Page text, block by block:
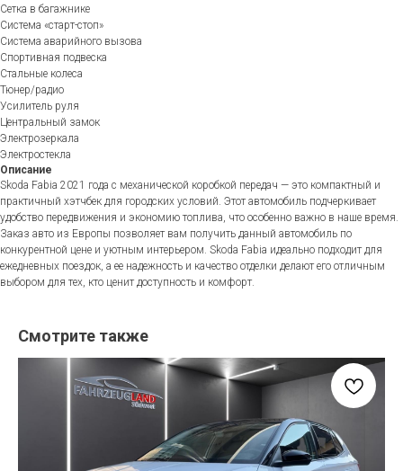
Сетка в багажнике
Система «старт-стоп»
Система аварийного вызова
Спортивная подвеска
Стальные колеса
Тюнер/радио
Усилитель руля
Центральный замок
Электрозеркала
Электростекла
Описание
Skoda Fabia 2021 года с механической коробкой передач — это компактный и
практичный хэтчбек для городских условий. Этот автомобиль подчеркивает
удобство передвижения и экономию топлива, что особенно важно в наше время.
Заказ авто из Европы позволяет вам получить данный автомобиль по
конкурентной цене и уютным интерьером. Skoda Fabia идеально подходит для
ежедневных поездок, а ее надежность и качество отделки делают его отличным
выбором для тех, кто ценит доступность и комфорт.
Смотрите также